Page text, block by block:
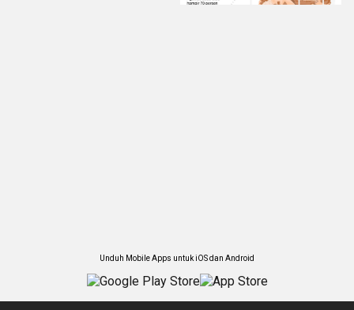
Unduh Mobile Apps untuk iOS dan Android